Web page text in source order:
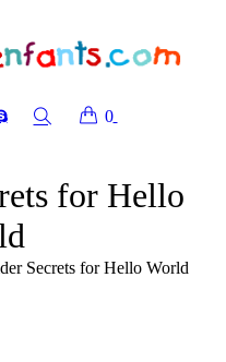
0
for Hello
Secrets for Hello World